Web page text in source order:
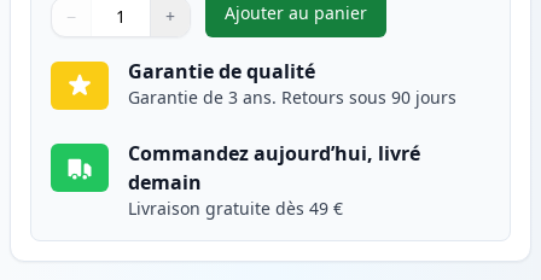
Quantité
Utilisez les boutons pour ajuster
− +
Quantité
Ajouter au panier
,Pack de 20 Canon PGI-
Garantie de qualité
Garantie de 3 ans. Retours sous 90 jours
Commandez aujourd’hui, livré
demain
Livraison gratuite dès 49 €